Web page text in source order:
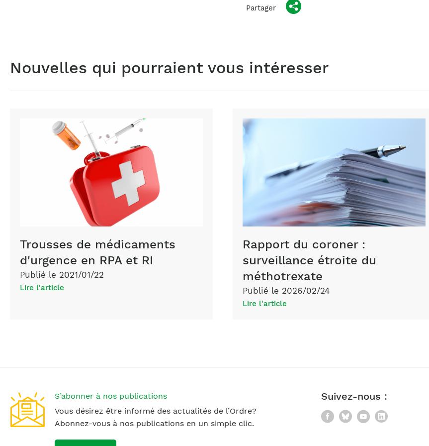
Partager
Nouvelles qui pourraient vous intéresser
Trousses de médicaments
d'urgence en RPA et RI
Publié le 2021/01/22
Lire l'article
Rapport du coroner :
surveillance étroite du
méthotrexate
Publié le 2026/02/24
Lire l'article
S’abonner à nos publications
Vous désirez être informé des actualités de l’Ordre?
Abonnez-vous à nos publications en un simple clic.
Suivez-nous :
Facebook
BlueskyYouTube
LinkedIn